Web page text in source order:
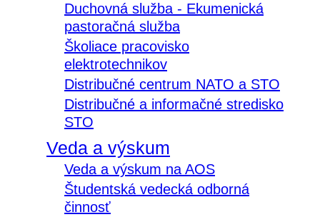
Duchovná služba - Ekumenická
pastoračná služba
Školiace pracovisko
elektrotechnikov
Distribučné centrum NATO a STO
Distribučné a informačné stredisko
STO
Veda a výskum
Veda a výskum na AOS
Študentská vedecká odborná
činnosť